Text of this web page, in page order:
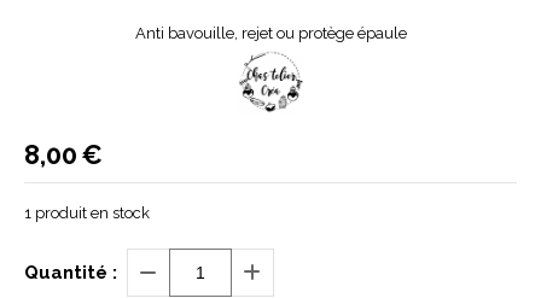
Anti bavouille, rejet ou protège épaule
8,00€
1 produit en stock
Quantité :